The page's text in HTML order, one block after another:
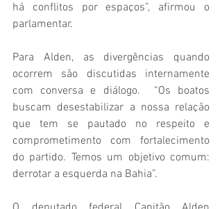
há conflitos por espaços”, afirmou o
parlamentar.
Para Alden, as divergências quando
ocorrem são discutidas internamente
com conversa e diálogo.  “Os boatos
buscam desestabilizar a nossa relação
que tem se pautado no respeito e
comprometimento com fortalecimento
do partido. Temos um objetivo comum:
derrotar a esquerda na Bahia”.